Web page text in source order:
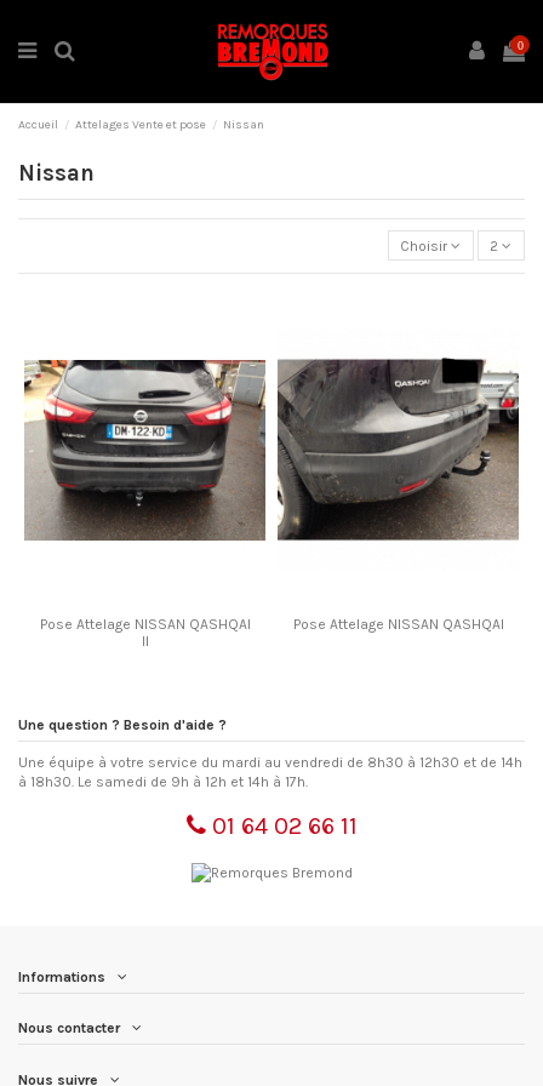
0
Accueil Attelages Vente et pose Nissan
Nissan
Choisir 2
Pose Attelage NISSAN QASHQAI
II
Pose Attelage NISSAN QASHQAI
Une question ? Besoin d'aide ?
Une équipe à votre service du mardi au vendredi de 8h30 à 12h30 et de 14h
à 18h30. Le samedi de 9h à 12h et 14h à 17h.
01 64 02 66 11
Informations
Nous contacter
Nous suivre